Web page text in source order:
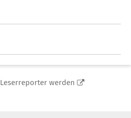
Leserreporter werden